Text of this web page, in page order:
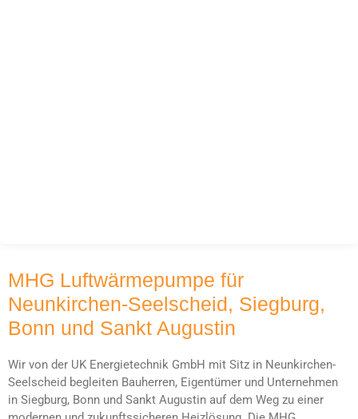
MHG Luftwärmepumpe für
Neunkirchen-Seelscheid, Siegburg,
Bonn und Sankt Augustin
Wir von der UK Energietechnik GmbH mit Sitz in Neunkirchen-
Seelscheid begleiten Bauherren, Eigentümer und Unternehmen
in Siegburg, Bonn und Sankt Augustin auf dem Weg zu einer